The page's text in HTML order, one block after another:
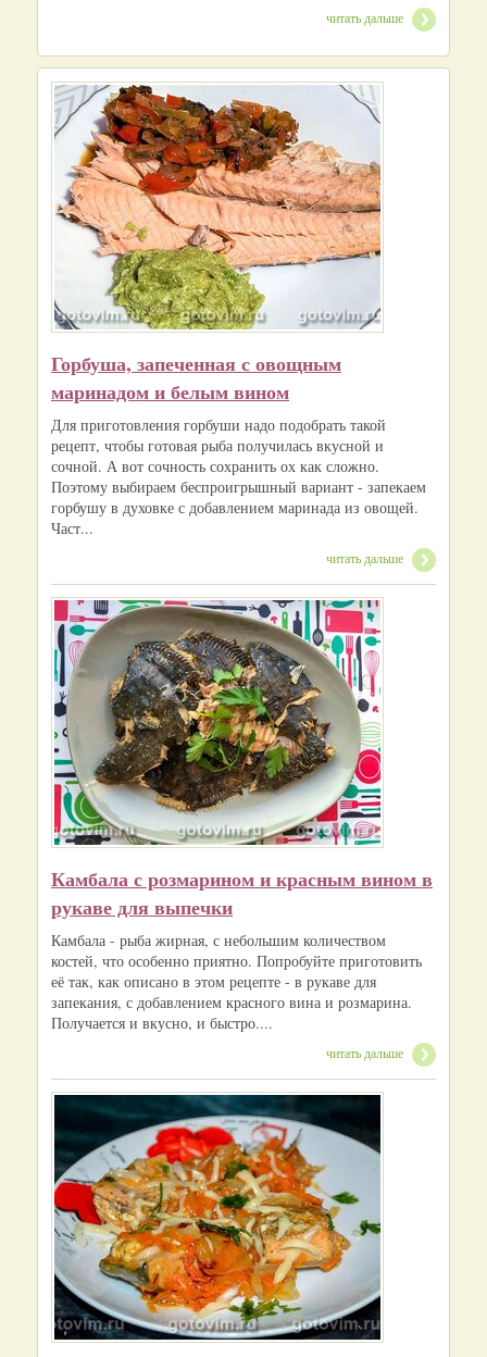
читать дальше
Горбуша, запеченная с овощным
маринадом и белым вином
Для приготовления горбуши надо подобрать такой
рецепт, чтобы готовая рыба получилась вкусной и
сочной. А вот сочность сохранить ох как сложно.
Поэтому выбираем беспроигрышный вариант - запекаем
горбушу в духовке с добавлением маринада из овощей.
Част...
читать дальше
Камбала с розмарином и красным вином в
рукаве для выпечки
Камбала - рыба жирная, с небольшим количеством
костей, что особенно приятно. Попробуйте приготовить
её так, как описано в этом рецепте - в рукаве для
запекания, с добавлением красного вина и розмарина.
Получается и вкусно, и быстро....
читать дальше